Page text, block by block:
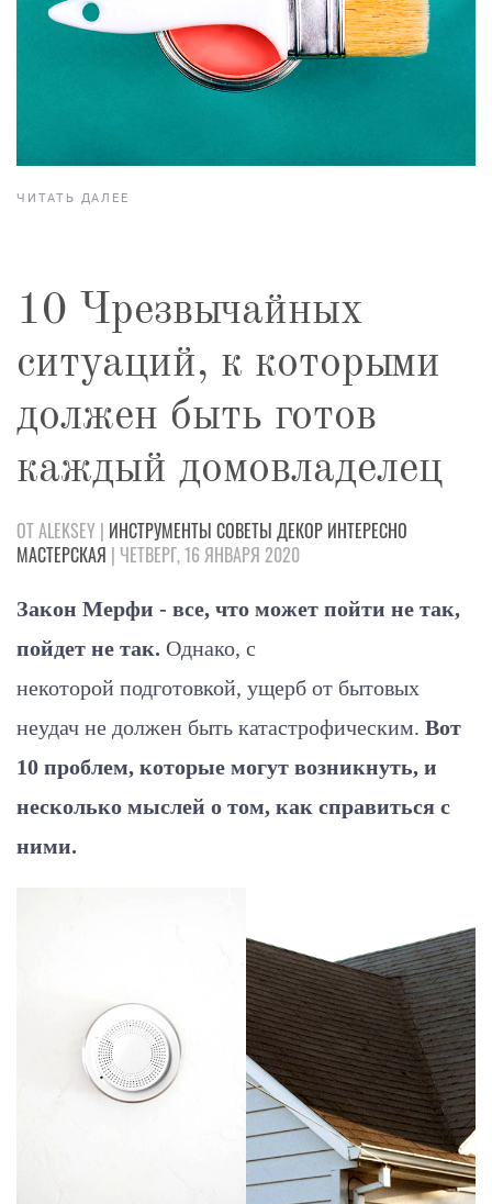
ЧИТАТЬ ДАЛЕЕ
10 Чрезвычайных
ситуаций, к которыми
должен быть готов
каждый домовладелец
ОТ ALEKSEY | ИНСТРУМЕНТЫ СОВЕТЫ ДЕКОР ИНТЕРЕСНО
МАСТЕРСКАЯ | ЧЕТВЕРГ, 16 ЯНВАРЯ 2020
Закон Мерфи - все, что может пойти не так,
пойдет не так. Однако, с
некоторой подготовкой, ущерб от бытовых
неудач не должен быть катастрофическим. Вот
10 проблем, которые могут возникнуть, и
несколько мыслей о том, как справиться с
ними.